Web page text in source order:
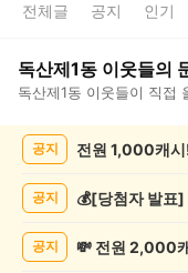
전체글 공지 인기
독산제1동 이웃들의
독산제1동 이웃들이 직접
화/
공지 전원 1,000캐
공지
공지